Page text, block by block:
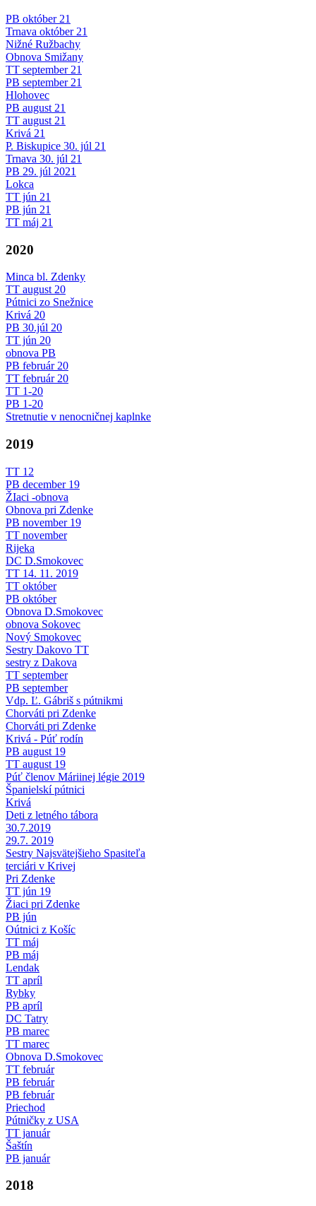
PB október 21
Trnava október 21
Nižné Ružbachy
Obnova Smižany
TT september 21
PB september 21
Hlohovec
PB august 21
TT august 21
Krivá 21
P. Biskupice 30. júl 21
Trnava 30. júl 21
PB 29. júl 2021
Lokca
TT jún 21
PB jún 21
TT máj 21
2020
Minca bl. Zdenky
TT august 20
Pútnici zo Snežnice
Krivá 20
PB 30.júl 20
TT jún 20
obnova PB
PB február 20
TT február 20
TT 1-20
PB 1-20
Stretnutie v nenocničnej kaplnke
2019
TT 12
PB december 19
ŽIaci -obnova
Obnova pri Zdenke
PB november 19
TT november
Rijeka
DC D.Smokovec
TT 14. 11. 2019
TT október
PB október
Obnova D.Smokovec
obnova Sokovec
Nový Smokovec
Sestry Dakovo TT
sestry z Dakova
TT september
PB september
Vdp. Ľ. Gábriš s pútnikmi
Chorváti pri Zdenke
Chorváti pri Zdenke
Krivá - Púť rodín
PB august 19
TT august 19
Púť členov Máriinej légie 2019
Španielskí pútnici
Krivá
Deti z letného tábora
30.7.2019
29.7. 2019
Sestry Najsvätejšieho Spasiteľa
terciári v Krivej
Pri Zdenke
TT jún 19
Žiaci pri Zdenke
PB jún
Oútnici z Košíc
TT máj
PB máj
Lendak
TT apríl
Rybky
PB apríl
DC Tatry
PB marec
TT marec
Obnova D.Smokovec
TT február
PB február
PB február
Priechod
Pútničky z USA
TT január
Šaštín
PB január
2018